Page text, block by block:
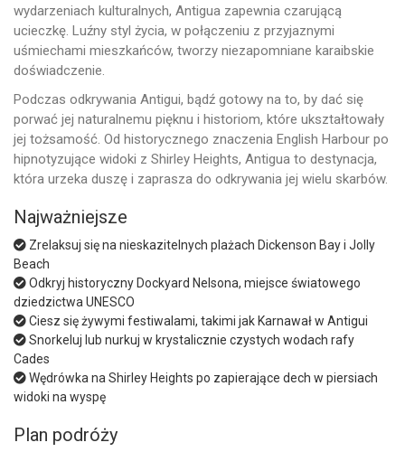
wydarzeniach kulturalnych, Antigua zapewnia czarującą
ucieczkę. Luźny styl życia, w połączeniu z przyjaznymi
uśmiechami mieszkańców, tworzy niezapomniane karaibskie
doświadczenie.
Podczas odkrywania Antigui, bądź gotowy na to, by dać się
porwać jej naturalnemu pięknu i historiom, które ukształtowały
jej tożsamość. Od historycznego znaczenia English Harbour po
hipnotyzujące widoki z Shirley Heights, Antigua to destynacja,
która urzeka duszę i zaprasza do odkrywania jej wielu skarbów.
Najważniejsze
Zrelaksuj się na nieskazitelnych plażach Dickenson Bay i Jolly
Beach
Odkryj historyczny Dockyard Nelsona, miejsce światowego
dziedzictwa UNESCO
Ciesz się żywymi festiwalami, takimi jak Karnawał w Antigui
Snorkeluj lub nurkuj w krystalicznie czystych wodach rafy
Cades
Wędrówka na Shirley Heights po zapierające dech w piersiach
widoki na wyspę
Plan podróży